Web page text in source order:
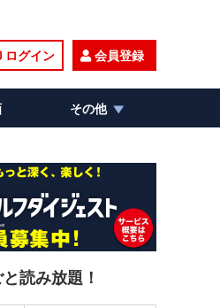
ログイン 会員登録
その他
読み放題！